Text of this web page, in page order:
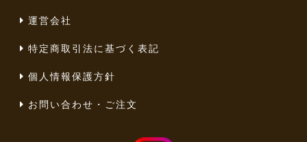
運営会社
特定商取引法に基づく表記
個人情報保護方針
お問い合わせ・ご注文